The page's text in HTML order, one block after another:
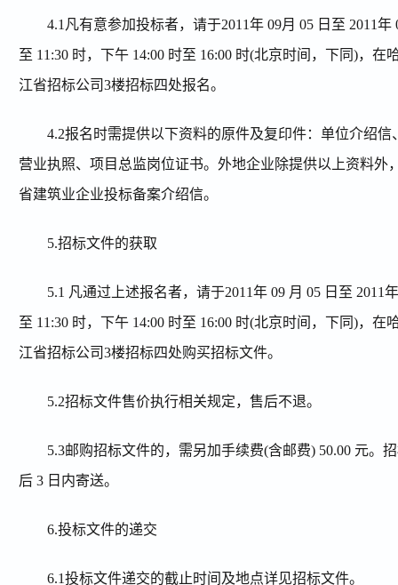
4.1 凡有意参加投标者，请于2011年 09月 05 日至 2011年
至 11:30 时，下午 14:00 时至 16:00 时(北京时间，下同)，在
江省招标公司3楼招标四处报名。
4.2报名时需提供以下资料的原件及复印件：单位介绍
营业执照、项目总监岗位证书。外地企业除提供以上资料外
省建筑业企业投标备案介绍信。
5.招标文件的获取
5.1 凡通过上述报名者，请于2011年 09 月 05 日至 2011
至 11:30 时，下午 14:00 时至 16:00 时(北京时间，下同)，在
江省招标公司3楼招标四处购买招标文件。
5.2招标文件售价执行相关规定，售后不退。
5.3邮购招标文件的，需另加手续费(含邮费) 50.00 元。
后 3 日内寄送。
6.投标文件的递交
6.1投标文件递交的截止时间及地点详见招标文件。